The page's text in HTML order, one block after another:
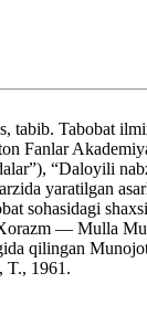
Tabobat
Fanlar
“Daloyili
yaratilgan
sohasidagi
Xorazm — Mulla
qilingan
T., 1961.